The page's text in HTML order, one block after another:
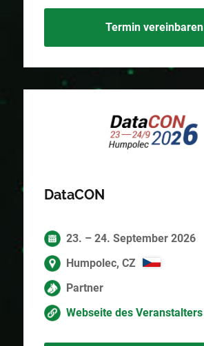
Termin vereinbaren
DataCON
23. – 24. September 2026
Humpolec, CZ
Partner
Webseite des Veranstalters